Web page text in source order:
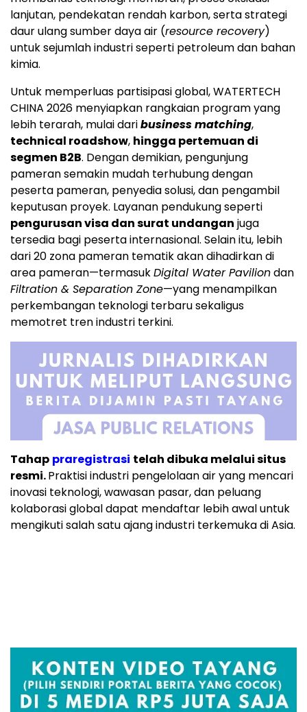
lanjutan, pendekatan rendah karbon, serta strategi
daur ulang sumber daya air (resource recovery)
untuk sejumlah industri seperti petroleum dan bahan
kimia.
Untuk memperluas partisipasi global, WATERTECH
CHINA 2026 menyiapkan rangkaian program yang
lebih terarah, mulai daribusiness matching,
technical roadshow, hingga pertemuan di
segmen B2B. Dengan demikian, pengunjung
pameran semakin mudah terhubung dengan
peserta pameran, penyedia solusi, dan pengambil
keputusan proyek. Layanan pendukung seperti
pengurusan visa dan surat undangan juga
tersedia bagi peserta internasional. Selain itu, lebih
dari 20 zona pameran tematik akan dihadirkan di
area pameran—termasukDigital Water Paviliondan
Filtration & Separation Zone—yang menampilkan
perkembangan teknologi terbaru sekaligus
memotret tren industri terkini.
Tahap praregistrasi telah dibuka melalui situs
resmi.Praktisi industri pengelolaan air yang mencari
inovasi teknologi, wawasan pasar, dan peluang
kolaborasi global dapat mendaftar lebih awal untuk
mengikuti salah satu ajang industri terkemuka di Asia.